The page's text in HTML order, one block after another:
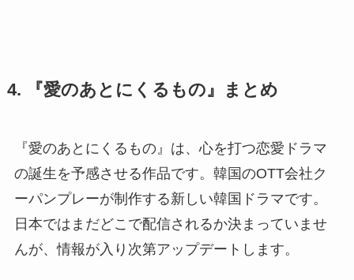
4. 『愛のあとにくるもの』まとめ
『愛のあとにくるもの』は、心を打つ恋愛ドラマ
の誕生を予感させる作品です。韓国のOTT会社ク
ーパンプレーが制作する新しい韓国ドラマです。
日本ではまだどこで配信されるか決まっていませ
んが、情報が入り次第アップデートします。